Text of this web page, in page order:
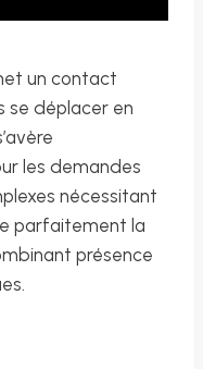
un contact
se déplacer en
les demandes
nécessitant
parfaitement la
présence